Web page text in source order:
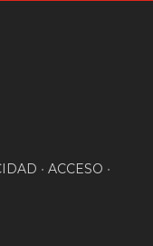
• ACCESO •